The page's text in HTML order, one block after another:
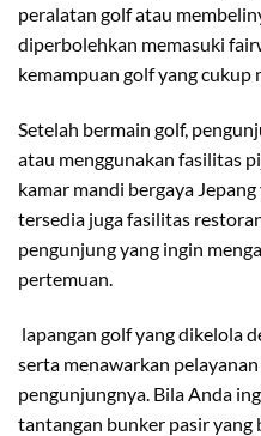
peralatan golf atau
diperbolehkan memasuki
kemampuan golf yang cukup
Setelah bermain golf,
atau menggunakan fasilitas
kamar mandi bergaya Jepang
tersedia juga fasilitas
pengunjung yang ingin
pertemuan.
lapangan golf yang dikelola
serta menawarkan
pengunjungnya. Bila Anda
tantangan bunker pasir yang